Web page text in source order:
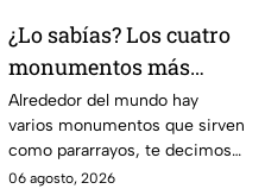
¿Lo sabías? Los cuatro
monumentos más
famosos del mundo que
también funcionan
como pararrayos
Alrededor del mundo hay
varios monumentos que sirven
como pararrayos, te decimos
los cuatro más icónicos y
06 agosto, 2026